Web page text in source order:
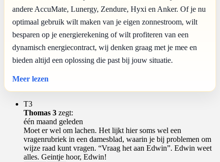
andere AccuMate, Lunergy, Zendure, Hyxi en Anker. Of je nu
optimaal gebruik wilt maken van je eigen zonnestroom, wilt
besparen op je energierekening of wilt profiteren van een
dynamisch energiecontract, wij denken graag met je mee en
bieden altijd een oplossing die past bij jouw situatie.
Meer lezen
T3
Thomas 3 zegt:
één maand geleden
Moet er wel om lachen. Het lijkt hier soms wel een
vragenrubriek in een damesblad, waarin je bij problemen om
wijze raad kunt vragen. “Vraag het aan Edwin”. Edwin weet
alles. Geintje hoor, Edwin!